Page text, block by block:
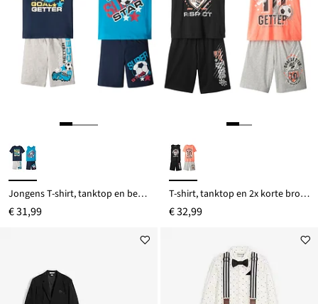
Jongens T-shirt, tanktop en bermuda's (4-dlg. set)
€ 31,99
T-shirt, tanktop en 2x korte broek (4-dlg. set)
€ 32,99